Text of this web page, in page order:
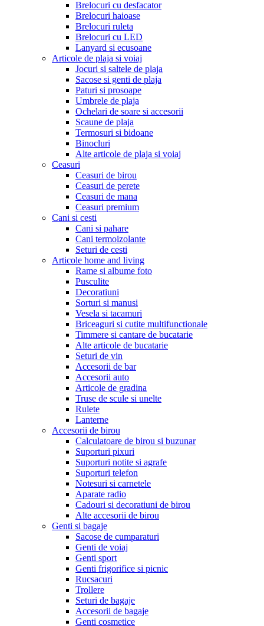
Brelocuri cu desfacator
Brelocuri haioase
Brelocuri ruleta
Brelocuri cu LED
Lanyard si ecusoane
Articole de plaja si voiaj
Jocuri si saltele de plaja
Sacose si genti de plaja
Paturi si prosoape
Umbrele de plaja
Ochelari de soare si accesorii
Scaune de plaja
Termosuri si bidoane
Binocluri
Alte articole de plaja si voiaj
Ceasuri
Ceasuri de birou
Ceasuri de perete
Ceasuri de mana
Ceasuri premium
Cani si cesti
Cani si pahare
Cani termoizolante
Seturi de cesti
Articole home and living
Rame si albume foto
Pusculite
Decoratiuni
Sorturi si manusi
Vesela si tacamuri
Briceaguri si cutite multifunctionale
Timmere si cantare de bucatarie
Alte articole de bucatarie
Seturi de vin
Accesorii de bar
Accesorii auto
Articole de gradina
Truse de scule si unelte
Rulete
Lanterne
Accesorii de birou
Calculatoare de birou si buzunar
Suporturi pixuri
Suporturi notite si agrafe
Suporturi telefon
Notesuri si carnetele
Aparate radio
Cadouri si decoratiuni de birou
Alte accesorii de birou
Genti si bagaje
Sacose de cumparaturi
Genti de voiaj
Genti sport
Genti frigorifice si picnic
Rucsacuri
Trollere
Seturi de bagaje
Accesorii de bagaje
Genti cosmetice